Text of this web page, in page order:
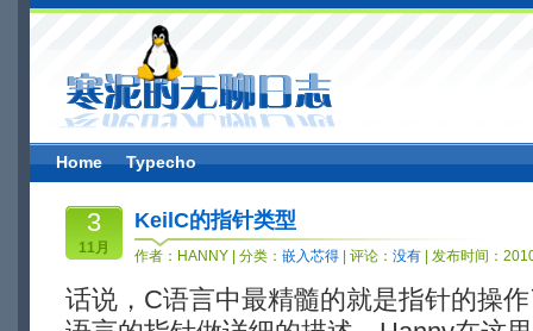
Home Typecho
3
11月
KeilC的指针类型
作者： HANNY | 分类： 嵌入芯得 | 评论： 没有 | 发布时间：
话说，C语言中最精髓的就是指针的操